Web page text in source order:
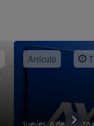
Artículo